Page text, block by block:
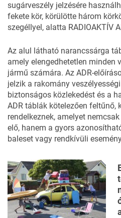
sugárveszély jelzésére
fekete kör, körülötte három
szegéllyel, alatta RADIOAKTÍV
Az alul látható narancssárga
amely elengedhetetlen minden
jármű számára. Az ADR-
jelzik a rakomány
biztonságos közlekedést és a
ADR táblák kötelezően feltűnő,
rendelkeznek, amelyet
elő, hanem a gyors
baleset vagy rendkívüli